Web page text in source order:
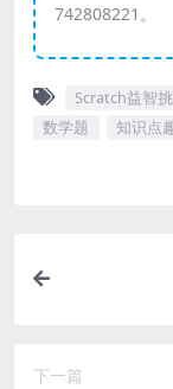
742808221。
Scratch益智
数学题
知识点
下一篇